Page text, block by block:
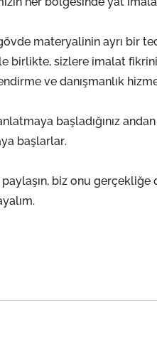
materyalinin ayrı bir
birlikte, sizlere imalat
ve danışmanlık
başladığınız
başlarlar.
biz onu